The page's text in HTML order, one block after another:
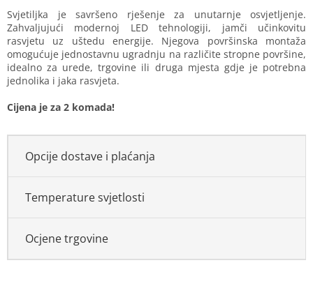
Measure
price:
Svjetiljka je savršeno rješenje za unutarnje osvjetljenje.
Zahvaljujući modernoj LED tehnologiji, jamči učinkovitu
rasvjetu uz uštedu energije. Njegova površinska montaža
omogućuje jednostavnu ugradnju na različite stropne površine,
idealno za urede, trgovine ili druga mjesta gdje je potrebna
jednolika i jaka rasvjeta.
Cijena je za 2 komada!
Opcije dostave i plaćanja
Temperature svjetlosti
Ocjene trgovine